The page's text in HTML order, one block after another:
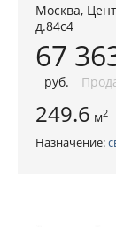
Москва,
д.84с4
67
руб.
249.6 м2
Назначение: